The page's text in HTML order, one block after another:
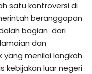
satu kontroversi di
beranggapan
bagian dari
dan
yang menilai langkah
kebijakan luar negeri